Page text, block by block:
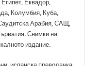
Еквадор,
Колумбия, Куба,
Арабия, САЩ,
Снимки на
издание.